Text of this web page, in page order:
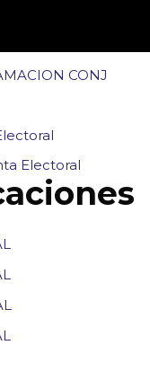
CONJ
Electoral